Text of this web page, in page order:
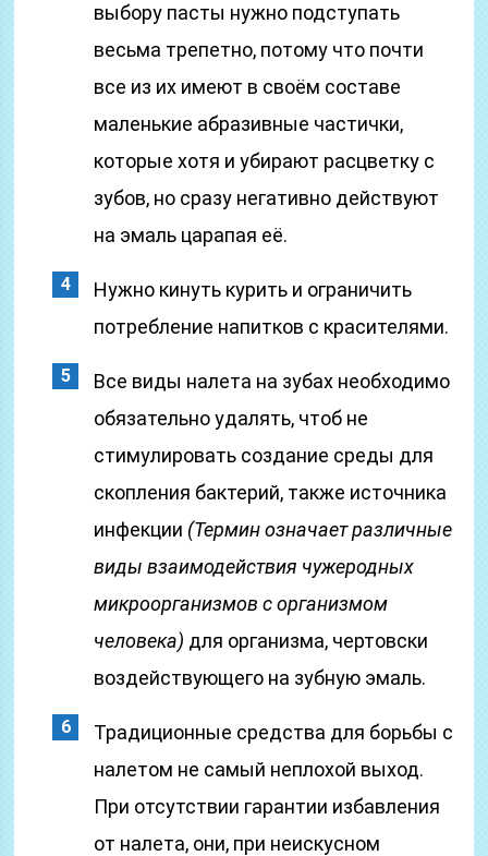
выбору пасты нужно подступать
весьма трепетно, потому что почти
все из их имеют в своём составе
маленькие абразивные частички,
которые хотя и убирают расцветку с
зубов, но сразу негативно действуют
на эмаль царапая её.
Нужно кинуть курить и ограничить
потребление напитков с красителями.
Все виды налета на зубах необходимо
обязательно удалять, чтоб не
стимулировать создание среды для
скопления бактерий, также источника
инфекции (Термин означает различные
виды взаимодействия чужеродных
микроорганизмов с организмом
человека) для организма, чертовски
воздействующего на зубную эмаль.
Традиционные средства для борьбы с
налетом не самый неплохой выход.
При отсутствии гарантии избавления
от налета, они, при неискусном